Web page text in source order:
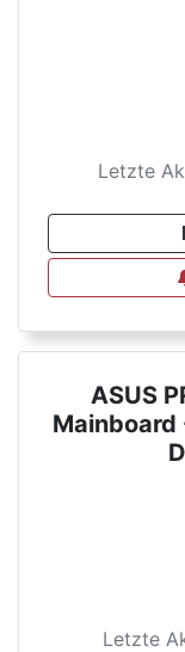
Letzte
ASUS
Mainboard
Letzte